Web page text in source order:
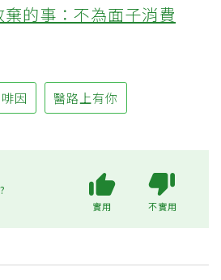
的事：不為面子消費
因 醫路上有你
實用 不實用